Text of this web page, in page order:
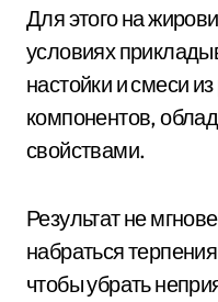
Для этого на
условиях
настойки и смеси
компонентов,
свойствами.
Результат не
набраться
чтобы убрать